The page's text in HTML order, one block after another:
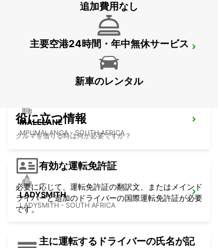
DURBAN AIRPORT
DURBAN - SOUTH AFRICA
MALELANE
MPUMALANGA - SOUTH AFRICA
LADYSMITH
LADYSMITH - SOUTH AFRICA
追加費用なし
主要空港24時間・年中無休サービス
新車のレンタル
役に立つ情報
クルマを借りる時は何が必要ですか？
有効な運転免許証
必要に応じて、運転免許証の翻訳文、またはメインド
ライバーと追加のドライバーの国際運転免許証が必要
です。
主に運転するドライバーの氏名が記